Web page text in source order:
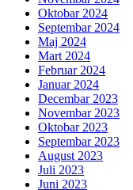
Oktobar 2024
Septembar 2024
Maj 2024
Mart 2024
Februar 2024
Januar 2024
Decembar 2023
Novembar 2023
Oktobar 2023
Septembar 2023
August 2023
Juli 2023
Juni 2023